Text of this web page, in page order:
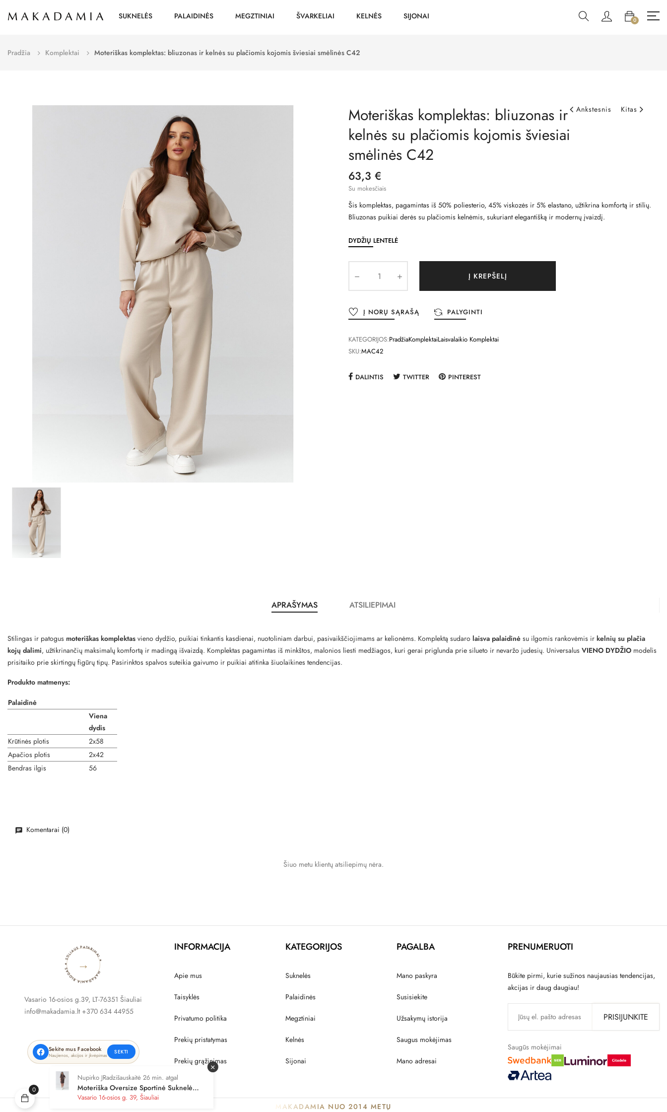
SUKNELĖS PALAIDINĖS MEGZTINIAI ŠVARKELIAI KELNĖS SIJONAI 0
Pradžia Komplektai Moteriškas komplektas: bliuzonas ir kelnės su plačiomis kojomis šviesiai smėlinės C42
Ankstesnis Kitas
Moteriškas komplektas: bliuzonas ir
kelnės su plačiomis kojomis šviesiai
smėlinės C42
63,3 €
Su mokesčiais
Šis komplektas, pagamintas iš 50% poliesterio, 45% viskozės ir 5% elastano, užtikrina komfortą ir stilių.
Bliuzonas puikiai derės su plačiomis kelnėmis, sukuriant elegantišką ir modernų įvaizdį.
DYDŽIŲ LENTELĖ
Į KREPŠELĮ
Į NORŲ SĄRAŠĄ PALYGINTI
KATEGORIJOS:PradžiaKomplektaiLaisvalaikio Komplektai
SKU:MAC42
DALINTIS TWITTER PINTEREST
APRAŠYMAS ATSILIEPIMAI
Stilingas ir patogus moteriškas komplektas vieno dydžio, puikiai tinkantis kasdienai, nuotoliniam darbui, pasivaikščiojimams ar kelionėms. Komplektą sudaro laisva palaidinė su ilgomis rankovėmis ir kelnių su plačia
kojų dalimi, užtikrinančių maksimalų komfortą ir madingą išvaizdą. Komplektas pagamintas iš minkštos, malonios liesti medžiagos, kuri gerai priglunda prie silueto ir nevaržo judesių. Universalus VIENO DYDŽIO modelis
prisitaiko prie skirtingų figūrų tipų. Pasirinktos spalvos suteikia gaivumo ir puikiai atitinka šiuolaikines tendencijas.
Produkto matmenys:
Palaidinė
Viena
dydis
Krūtinės plotis
2x58
Apačios plotis
2x42
Bendras ilgis
56
Komentarai (0)
Šiuo metu klientų atsiliepimų nėra.
MAKADAMIA BLOGAS ✦ STILIAUS PATARIMAI ✦
→
Vasario 16-osios g.39, LT-76351 Šiauliai
info@makadamia.lt +370 634 44955
Sekite mus Facebook
Naujienos, akcijos ir įkvėpimas SEKTI
INFORMACIJA
Apie mus
Taisyklės
Privatumo politika
Prekių pristatymas
Prekių grąžinimas
KATEGORIJOS
Suknelės
Palaidinės
Megztiniai
Kelnės
Sijonai
PAGALBA
Mano paskyra
Susisiekite
Užsakymų istorija
Saugus mokėjimas
Mano adresai
PRENUMERUOTI
Būkite pirmi, kurie sužinos naujausias tendencijas,
akcijas ir daug daugiau!
PRISIJUNKITE
Saugūs mokėjimai
MAKADAMIA NUO 2014 METŲ
×
Nupirko JRadzišauskaitė 26 min. atgal
Moteriška Oversize Sportinė Suknelė
Trumpomis Rankovėmis Tamsiai
Vasario 16-osios g. 39, Šiauliai
0